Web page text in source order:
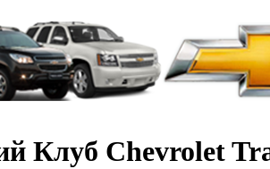
Клуб Chevrolet